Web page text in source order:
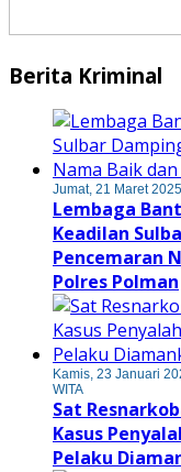
Berita Kriminal
Jumat, 21 Maret
Lembaga
Keadilan
Pencemaran
Polres Polman
Kamis, 23 Januari
WITA
Sat
Kasus
Pelaku